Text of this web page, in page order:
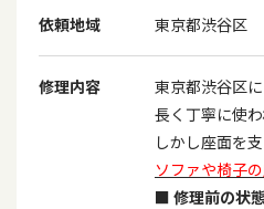
依頼地域 東京都渋谷区
修理内容
東京都渋谷区
長く丁寧に使
しかし座面を
ソファや椅子
■ 修理前の状